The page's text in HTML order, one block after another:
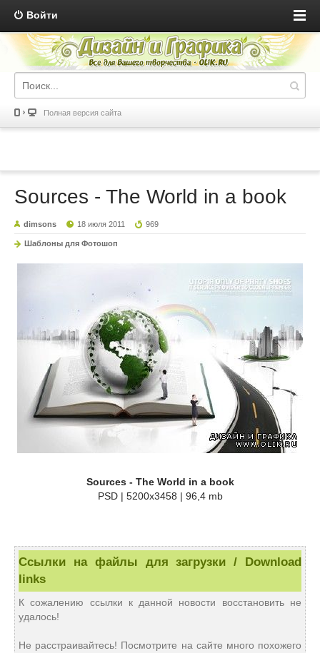
Войти
Полная версия сайта
Sources - The World in a book
dimsons 18 июля 2011 969
Шаблоны для Фотошоп
Sources - The World in a book
PSD | 5200x3458 | 96,4 mb
Ссылки на файлы для загрузки / Download
links
К сожалению ссылки к данной новости восстановить не
удалось!
Не расстраивайтесь! Посмотрите на сайте много похожего